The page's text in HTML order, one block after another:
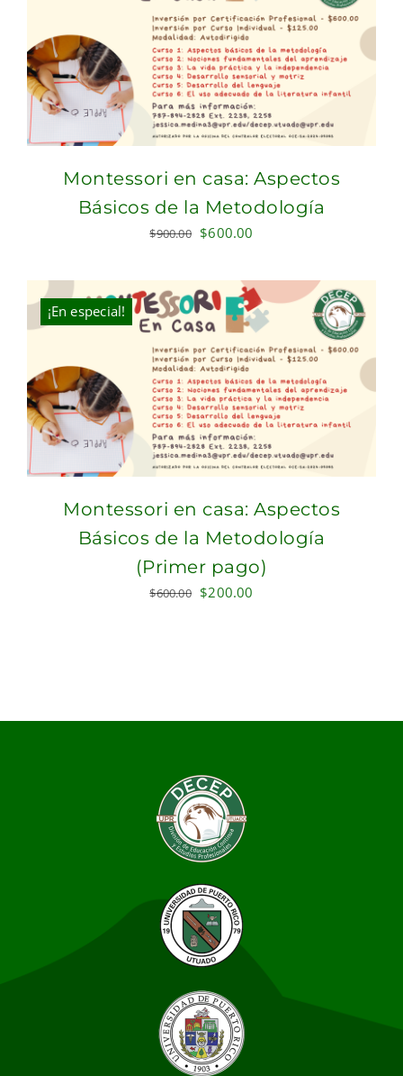
Montessori en casa: Aspectos
Básicos de la Metodología
$900.00 Original
was:
$900.00.
$600.00
is:
$600.00.
¡En especial!
Montessori en casa: Aspectos
Básicos de la Metodología
(Primer pago)
$600.00 Original
$200.00